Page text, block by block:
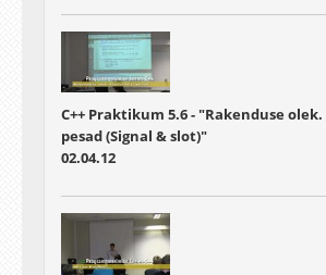
C++ Praktikum 5.6 - "Rakenduse
pesad (Signal & slot)"
02.04.12